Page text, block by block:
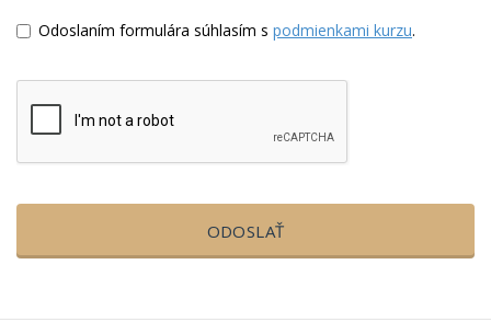
Odoslaním formulára súhlasím s podmienkami kurzu.
ODOSLAŤ